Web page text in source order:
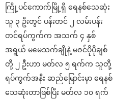
ကြို့ပင်ကောက်မြို့ရှိ ရေနစ်သေဆုံး
သူ ၃ ဦးတွင် ပန်းတင် ၂ လမ်းပန်း
တင်ရပ်ကွက်က အသက် ၄ နှစ်
အရွယ် မမေသက်ချိုနဲ့ မဇင်ပိုပိုချစ်
တို့ ၂ ဦးဟာ မတ်လ ၅ ရက်က သူတို့
ရပ်ကွက်အနီး ဆည်မြောင်းမှာ ရေနစ်
သေဆုံးတာဖြစ်ပြီး မတ်လ ၁၀ ရက်